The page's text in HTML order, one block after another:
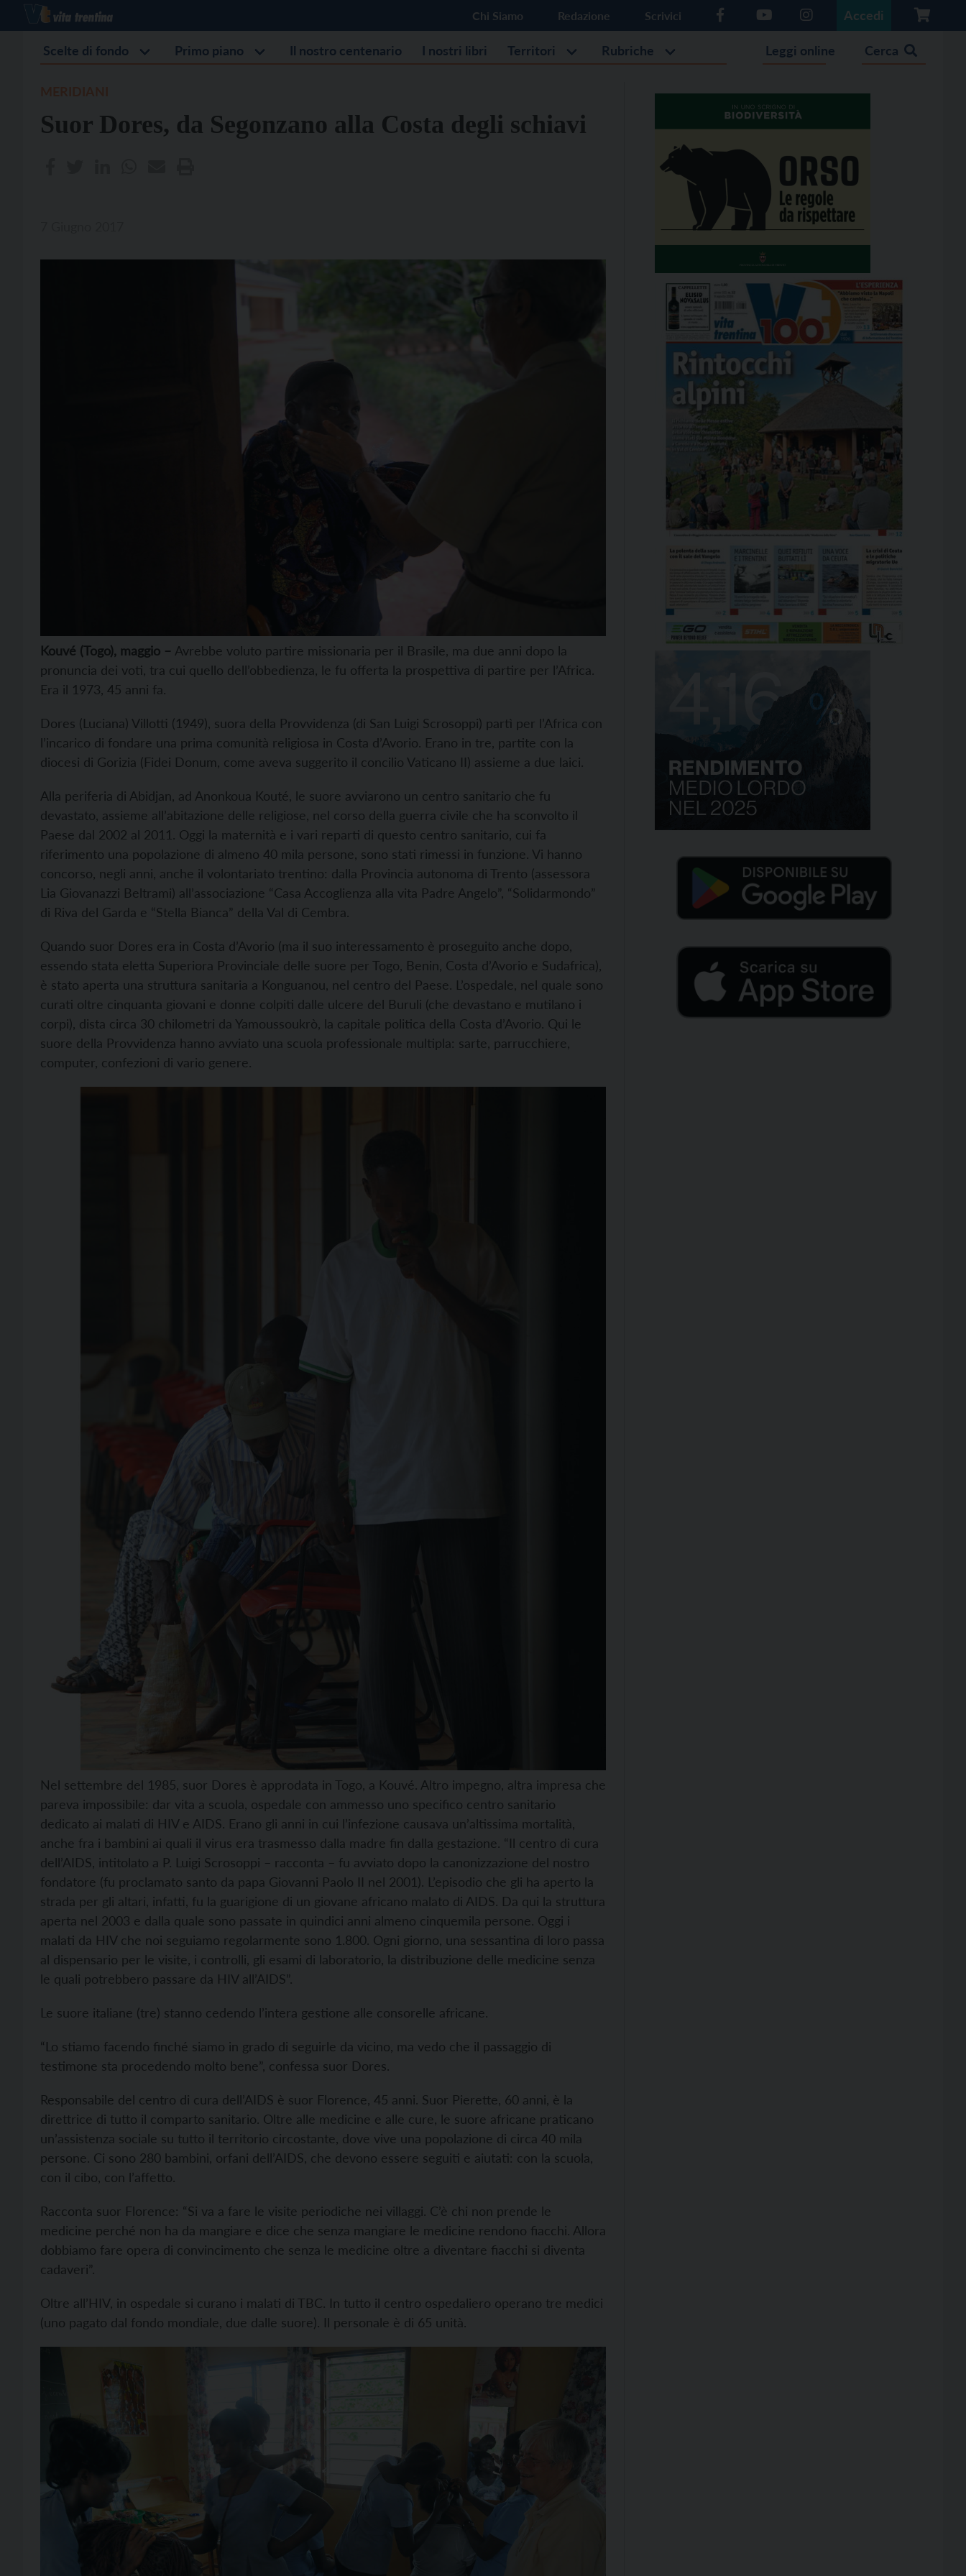
Chi Siamo Redazione Scrivici Accedi
Scelte di fondo Primo piano Il nostro centenario I nostri libri Territori Rubriche Leggi online Cerca
Suor Dores, da Segonzano alla Costa degli schiavi
Kouvé (Togo), maggio – Avrebbe voluto partire missionaria per il Brasile, ma due anni dopo la
pronuncia dei voti, tra cui quello dell’obbedienza, le fu offerta la prospettiva di partire per l’Africa.
Era il 1973, 45 anni fa.
Dores (Luciana) Villotti (1949), suora della Provvidenza (di San Luigi Scrosoppi) partì per l’Africa con
l’incarico di fondare una prima comunità religiosa in Costa d’Avorio. Erano in tre, partite con la
diocesi di Gorizia (Fidei Donum, come aveva suggerito il concilio Vaticano II) assieme a due laici.
Alla periferia di Abidjan, ad Anonkoua Kouté, le suore avviarono un centro sanitario che fu
devastato, assieme all’abitazione delle religiose, nel corso della guerra civile che ha sconvolto il
Paese dal 2002 al 2011. Oggi la maternità e i vari reparti di questo centro sanitario, cui fa
riferimento una popolazione di almeno 40 mila persone, sono stati rimessi in funzione. Vi hanno
concorso, negli anni, anche il volontariato trentino: dalla Provincia autonoma di Trento (assessora
Lia Giovanazzi Beltrami) all’associazione “Casa Accoglienza alla vita Padre Angelo”, “Solidarmondo”
di Riva del Garda e “Stella Bianca” della Val di Cembra.
Quando suor Dores era in Costa d’Avorio (ma il suo interessamento è proseguito anche dopo,
essendo stata eletta Superiora Provinciale delle suore per Togo, Benin, Costa d’Avorio e Sudafrica),
è stato aperta una struttura sanitaria a Konguanou, nel centro del Paese. L’ospedale, nel quale sono
curati oltre cinquanta giovani e donne colpiti dalle ulcere del Buruli (che devastano e mutilano i
corpi), dista circa 30 chilometri da Yamoussoukrò, la capitale politica della Costa d’Avorio. Qui le
suore della Provvidenza hanno avviato una scuola professionale multipla: sarte, parrucchiere,
computer, confezioni di vario genere.
Nel settembre del 1985, suor Dores è approdata in Togo, a Kouvé. Altro impegno, altra impresa che
pareva impossibile: dar vita a scuola, ospedale con ammesso uno specifico centro sanitario
dedicato ai malati di HIV e AIDS. Erano gli anni in cui l’infezione causava un’altissima mortalità,
anche fra i bambini ai quali il virus era trasmesso dalla madre fin dalla gestazione. “Il centro di cura
dell’AIDS, intitolato a P. Luigi Scrosoppi – racconta – fu avviato dopo la canonizzazione del nostro
fondatore (fu proclamato santo da papa Giovanni Paolo II nel 2001). L’episodio che gli ha aperto la
strada per gli altari, infatti, fu la guarigione di un giovane africano malato di AIDS. Da qui la struttura
aperta nel 2003 e dalla quale sono passate in quindici anni almeno cinquemila persone. Oggi i
malati da HIV che noi seguiamo regolarmente sono 1.800. Ogni giorno, una sessantina di loro passa
al dispensario per le visite, i controlli, gli esami di laboratorio, la distribuzione delle medicine senza
le quali potrebbero passare da HIV all’AIDS”.
Le suore italiane (tre) stanno cedendo l’intera gestione alle consorelle africane.
“Lo stiamo facendo finché siamo in grado di seguirle da vicino, ma vedo che il passaggio di
testimone sta procedendo molto bene”, confessa suor Dores.
Responsabile del centro di cura dell’AIDS è suor Florence, 45 anni. Suor Pierette, 60 anni, è la
direttrice di tutto il comparto sanitario. Oltre alle medicine e alle cure, le suore africane praticano
un’assistenza sociale su tutto il territorio circostante, dove vive una popolazione di circa 40 mila
persone. Ci sono 280 bambini, orfani dell’AIDS, che devono essere seguiti e aiutati: con la scuola,
con il cibo, con l’affetto.
Racconta suor Florence: “Si va a fare le visite periodiche nei villaggi. C’è chi non prende le
medicine perché non ha da mangiare e dice che senza mangiare le medicine rendono fiacchi. Allora
dobbiamo fare opera di convincimento che senza le medicine oltre a diventare fiacchi si diventa
cadaveri”.
Oltre all’HIV, in ospedale si curano i malati di TBC. In tutto il centro ospedaliero operano tre medici
(uno pagato dal fondo mondiale, due dalle suore). Il personale è di 65 unità.